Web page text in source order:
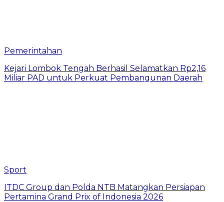
Pemerintahan
Kejari Lombok Tengah Berhasil Selamatkan Rp2,16
Miliar PAD untuk Perkuat Pembangunan Daerah
Sport
ITDC Group dan Polda NTB Matangkan Persiapan
Pertamina Grand Prix of Indonesia 2026